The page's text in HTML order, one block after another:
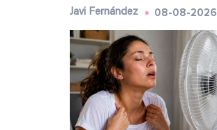
Javi Fernández 08-08-2026